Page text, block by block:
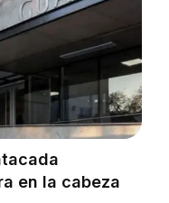
en la cabeza